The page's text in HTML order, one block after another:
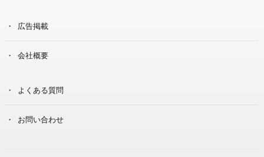
広告掲載
会社概要
よくある質問
お問い合わせ